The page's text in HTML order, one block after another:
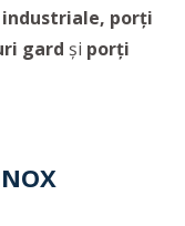
porți
gard și porți